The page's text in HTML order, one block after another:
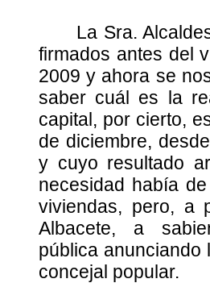
La Sra.
firmados antes del
2009 y ahora se
saber cuál es la
capital, por cierto,
de diciembre,
y cuyo resultado
necesidad había
viviendas, pero, a
Albacete, a
pública anunciando
concejal popular.